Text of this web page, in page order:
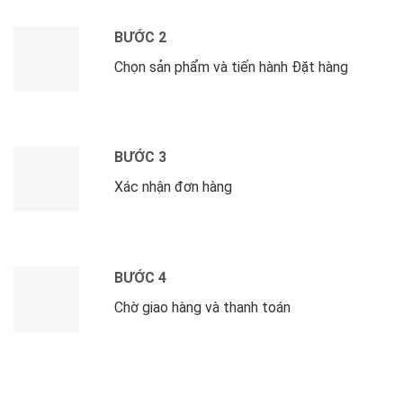
BƯỚC 2
Chọn sản phẩm và tiến hành Đặt hàng
BƯỚC 3
Xác nhận đơn hàng
BƯỚC 4
Chờ giao hàng và thanh toán